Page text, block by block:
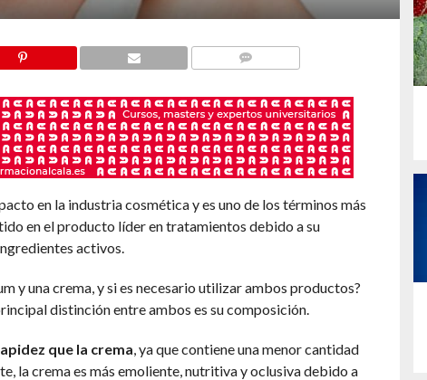
en la industria cosmética y es uno de los términos más
en el producto líder en tratamientos debido a su
activos.
y una crema, y si es necesario utilizar ambos productos?
distinción entre ambos es su composición.
que la crema , ya que contiene una menor cantidad
la crema es más emoliente, nutritiva y oclusiva debido a